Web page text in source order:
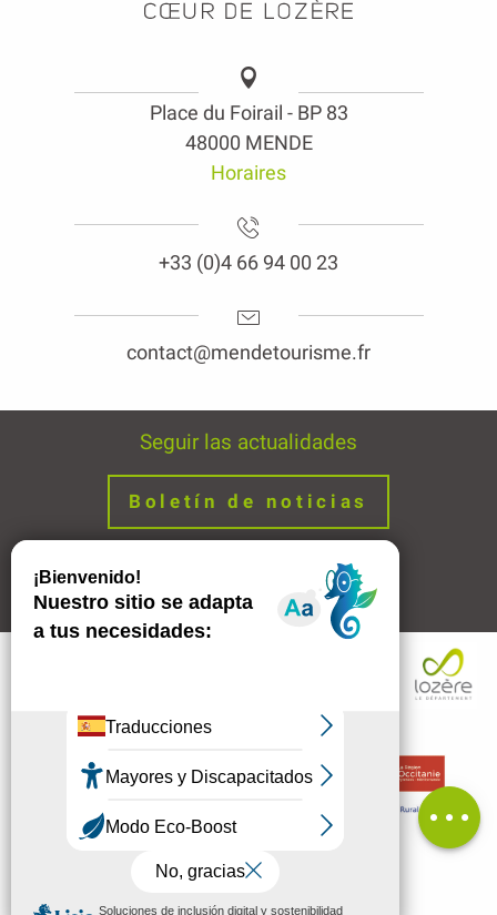
Tarifas
Aperturas
por e-mail
Comentarios
Place du Foirail - BP 83
48000 MENDE
Horaires
+33 (0)4 66 94 00 23
contact@mendetourisme.fr
Seguir las actualidades
Boletín de noticias
Avisos legales Enlaces